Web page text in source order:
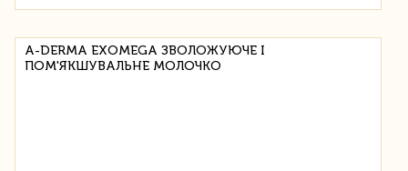
A-DERMA EXOMEGA ЗВОЛОЖУЮЧЕ І
ПОМ'ЯКШУВАЛЬНЕ МОЛОЧКО